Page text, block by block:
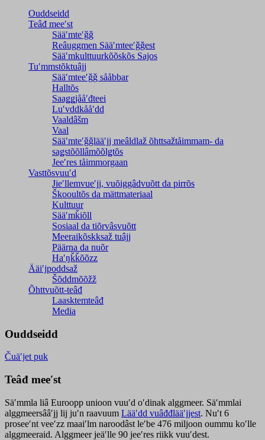
Ouddseidd
Teâđ meeʹst
Sääʹmteʹǧǧ
Reâuggmen Sääʹmteeʹǧǧest
Sääʹmkulttuurkõõskõs Sajos
Tuʹmmstõktuâjj
Sääʹmteeʹǧǧ sååbbar
Halltõs
Saaǥǥjååʹđteei
Luʹvddkååʹdd
Vaaldâšm
Vaal
Sääʹmteʹǧǧlääʹjj meâldlaž õhttsažtåimmam- da
saǥstõõllâmõõlǥtõs
Jeeʹres tåimmorgaan
Vasttõsvuuʹd
Jieʹllemvueʹjj, vuõiggâdvuõtt da pirrõs
Škooultõs da mättmateriaal
Kulttuur
Sääʹmǩiõll
Sosiaal da tiõrvâsvuõtt
Meeraikõskksaž tuâjj
Päärna da nuõr
Haʹŋǩǩõõzz
Ääiʹjpoddsaž
Šõddmõõžž
Õhttvuõtt-teâđ
Laasktemteâđ
Media
Ouddseidd
Čuäʹjet puk
Teâđ meeʹst
Säʹmmla liâ Euroopp unioon vuuʹd oʹdinak alggmeer. Säʹmmlai
alggmeersââʹjj lij juʹn raavuum Lääʹdd vuâđđlääʹjjest. Nuʹt 6
proseeʹnt veeʹzz maaiʹlm naroodâst leʹbe 476 miljoon oummu koʹlle
alggmeeraid. Alggmeer jeäʹlle 90 jeeʹres riikk vuuʹdest.